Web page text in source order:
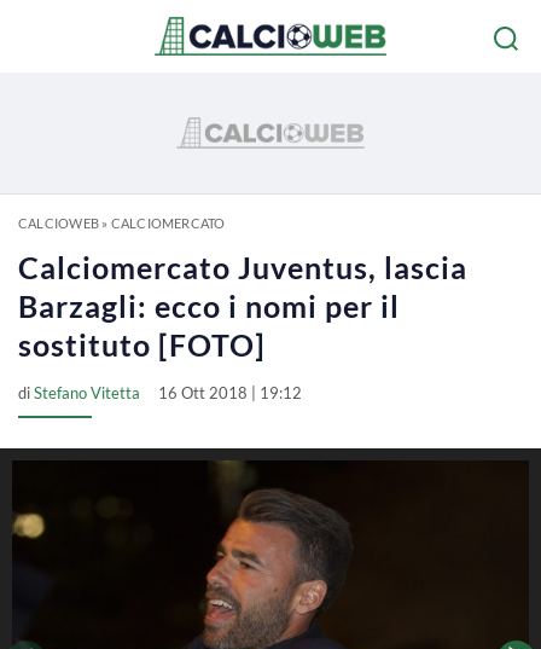
CALCIOWEB» CALCIOMERCATO
Calciomercato Juventus, lascia
Barzagli: ecco i nomi per il
sostituto [FOTO]
diStefano Vitetta 16 Ott 2018 | 19:12